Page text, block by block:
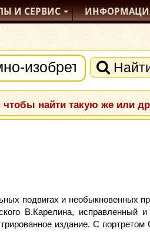
И СЕРВИС
найти такую же или
подвигах и необыкновенных
В.Карелина, исправленный
издание. С портретом